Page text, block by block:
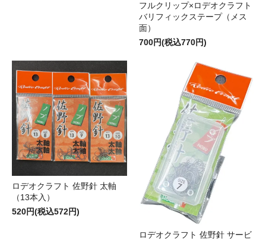
フルクリップ×ロデオクラフト
バリフィックステープ（メス
面）
700円(税込770円)
ロデオクラフト 佐野針 太軸
（13本入）
520円(税込572円)
ロデオクラフト 佐野針 サービ